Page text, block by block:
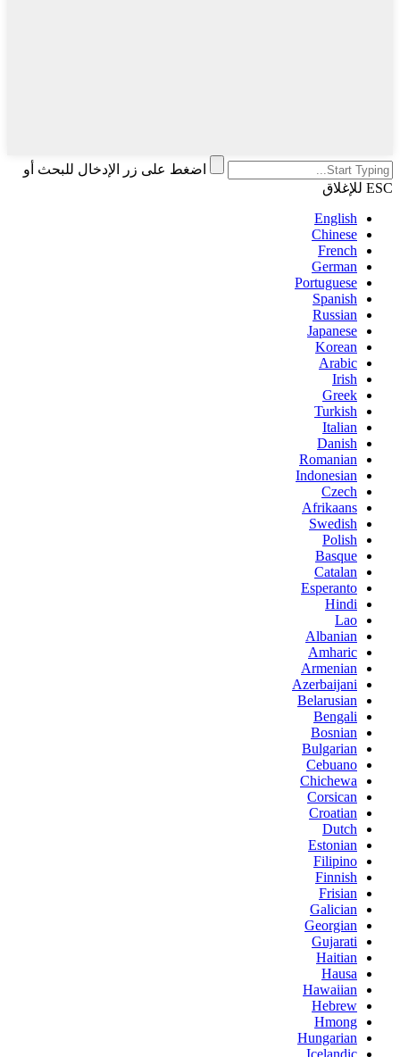
اضغط على زر الإدخال للبحث أو
ESC للإغلاق
English
Chinese
French
German
Portuguese
Spanish
Russian
Japanese
Korean
Arabic
Irish
Greek
Turkish
Italian
Danish
Romanian
Indonesian
Czech
Afrikaans
Swedish
Polish
Basque
Catalan
Esperanto
Hindi
Lao
Albanian
Amharic
Armenian
Azerbaijani
Belarusian
Bengali
Bosnian
Bulgarian
Cebuano
Chichewa
Corsican
Croatian
Dutch
Estonian
Filipino
Finnish
Frisian
Galician
Georgian
Gujarati
Haitian
Hausa
Hawaiian
Hebrew
Hmong
Hungarian
Icelandic